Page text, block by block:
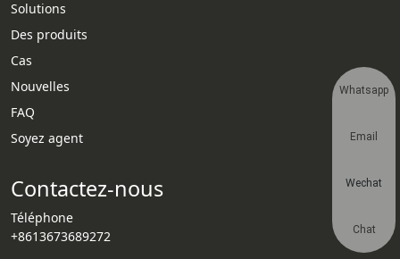
Solutions
Des produits
Cas
Nouvelles
FAQ
Soyez agent
Contactez-nous
Téléphone
+8613673689272
Whatsapp
Email
Wechat
Chat